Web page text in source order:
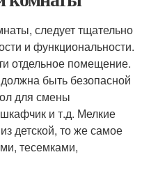
следует тщательно
и функциональности.
отдельное помещение.
быть безопасной
для смены
шкафчик и т.д. Мелкие
детской, то же самое
тесемками,